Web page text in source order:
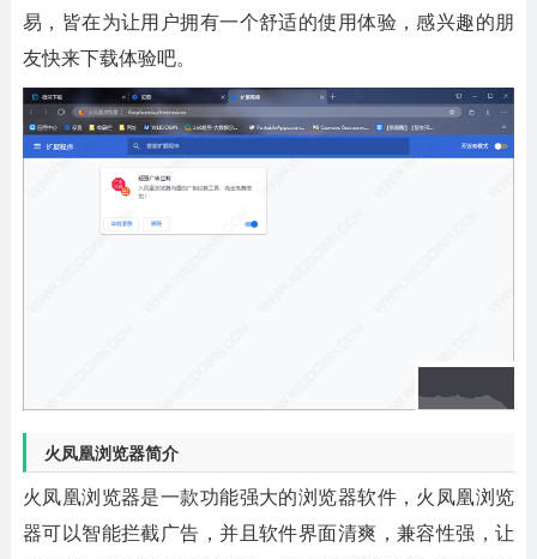
易，皆在为让用户拥有一个舒适的使用体验，感兴趣的朋
友快来下载体验吧。
火凤凰浏览器简介
火凤凰浏览器是一款功能强大的浏览器软件，火凤凰浏览
器可以智能拦截广告，并且软件界面清爽，兼容性强，让